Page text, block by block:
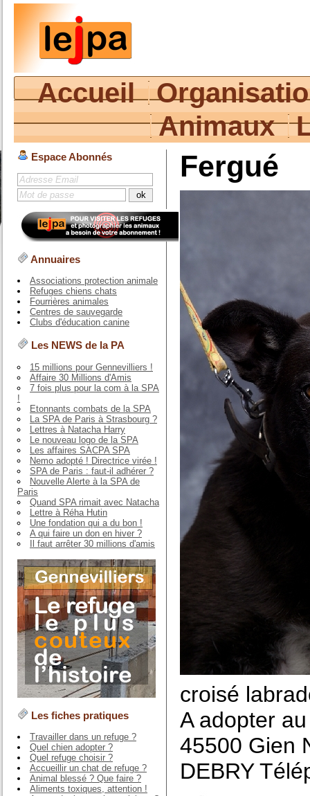
Accueil
Animaux
Espace Abonnés
Annuaires
Associations protection animale
Refuges chiens chats
Fourrières animales
Centres de sauvegarde
Clubs d'éducation canine
Les NEWS de la PA
15 millions pour Gennevilliers !
Affaire 30 Millions d'Amis
7 fois plus pour la com à la SPA
!
Etonnants combats de la SPA
La SPA de Paris à Strasbourg ?
Lettres à Natacha Harry
Le nouveau logo de la SPA
Les affaires SACPA SPA
Nemo adopté ! Directrice virée !
SPA de Paris : faut-il adhérer ?
Nouvelle Alerte à la SPA de
Paris
Quand SPA rimait avec Natacha
Lettre à Réha Hutin
Une fondation qui a du bon !
A qui faire un don en hiver ?
Il faut arrêter 30 millions d'amis
Les fiches pratiques
Travailler dans un refuge ?
Quel chien adopter ?
Quel refuge choisir ?
Accueillir un chat de refuge ?
Animal blessé ? Que faire ?
Aliments toxiques, attention !
Fergué
croisé
A adopter
45500 Gien
DEBRY